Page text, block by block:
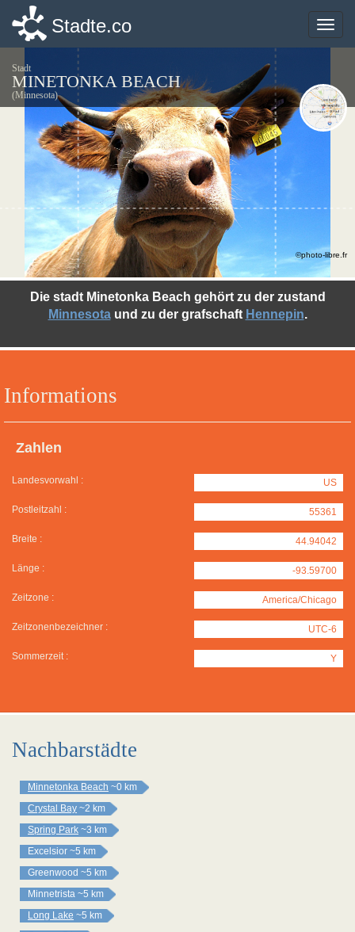
Toggle
Stadte.co
Stadt
MINETONKA BEACH
(Minnesota)
Informations
Zahlen
Landesvorwahl : US
Postleitzahl : 55361
Breite : 44.94042
Länge : -93.59700
Zeitzone : America/Chicago
Zeitzonenbezeichner : UTC-6
Sommerzeit : Y
Die stadt Minetonka Beach gehört zu der zustand
Minnesotaund zu der grafschaft Hennepin.
©photo-libre.fr
Nachbarstädte
Minnetonka Beach ~0 km
Crystal Bay ~2 km
Spring Park ~3 km
Excelsior ~5 km
Greenwood ~5 km
Minnetrista ~5 km
Long Lake ~5 km
Toggle
Stadte.co